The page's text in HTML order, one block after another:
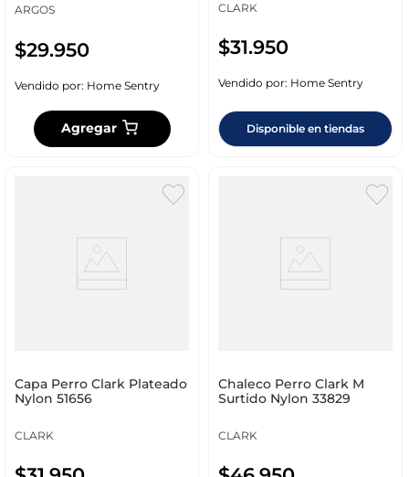
ARGOS
$29.950
Vendido por: Home Sentry
Agregar
CLARK
$31.950
Vendido por: Home Sentry
Disponible en tiendas
Capa Perro Clark Plateado
Nylon 51656
CLARK
Chaleco Perro Clark M
Surtido Nylon 33829
CLARK